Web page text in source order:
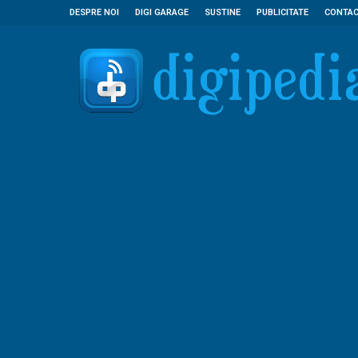
DESPRE NOI DIGI GARAGE SUSTINE PUBLICITATE